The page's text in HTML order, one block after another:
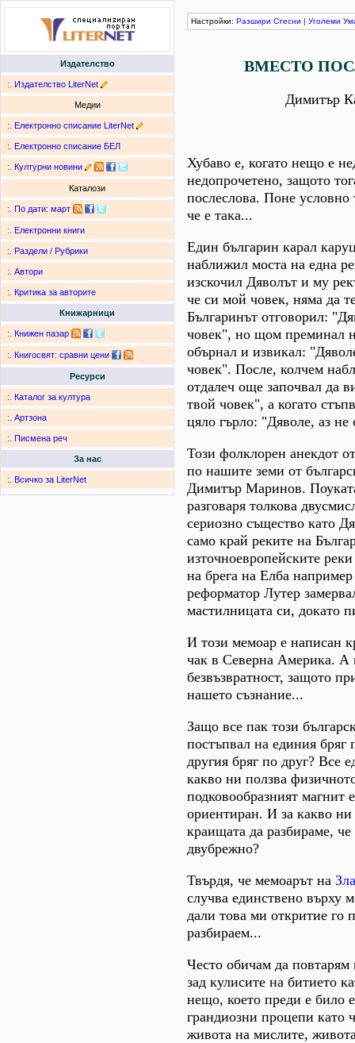
Издателство
:. Издателство LiterNet
Медии
:. Електронно списание LiterNet
:. Електронно списание БЕЛ
:. Културни новини
Каталози
:. По дати: март
:. Електронни книги
:. Раздели / Рубрики
:. Автори
:. Критика за авторите
Книжарници
:. Книжен пазар
:. Книгосвят: сравни цени
Ресурси
:. Каталог за култура
:. Артзона
:. Писмена реч
За нас
:. Всичко за LiterNet
Настройки: Разшири Стесни | Уголеми
ВМЕСТО
Димитър
Хубаво е, когато нещо е
недопрочетено, защото
послеслова. Поне условно
че е така...
Един българин карал
наближил моста на една
изскочил Дяволът и му
че си мой човек, няма да
Българинът отговорил:
човек", но щом преминал
обърнал и извикал:
човек". После, колчем
отдалеч още започвал да
твой човек", а когато
цяло гърло: "Дяволе, аз
Този фолклорен анекдот
по нашите земи от
Димитър Маринов.
разговаря толкова
сериозно същество като
само край реките на
източноевропейските
на брега на Елба
реформатор Лутер
мастилницата си, докато
И този мемоар е написан
чак в Северна Америка. А
безвъзвратност, защото
нашето съзнание...
Защо все пак този
постъпвал на единия бряг
другия бряг по друг? Все
какво ни ползва
подковообразният магнит
ориентиран. И за какво ни
краищата да разбираме, че
двубрежно?
Твърдя, че мемоарът на
случва единствено върху
дали това ми откритие го
разбираем...
Често обичам да повтарям
зад кулисите на битието
нещо, което преди е било
грандиозни процепи като
живота на мислите,